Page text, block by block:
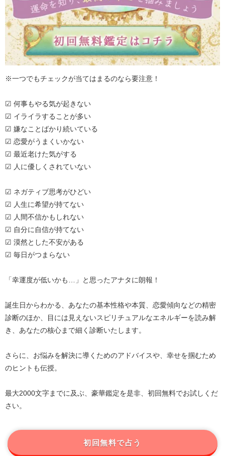
※一つでもチェックが当てはまるのなら要注意！
☑ 何事もやる気が起きない
☑ イライラすることが多い
☑ 嫌なことばかり続いている
☑ 恋愛がうまくいかない
☑ 最近老けた気がする
☑ 人に優しくされていない
☑ ネガティブ思考がひどい
☑ 人生に希望が持てない
☑ 人間不信かもしれない
☑ 自分に自信が持てない
☑ 漠然とした不安がある
☑ 毎日がつまらない
「幸運度が低いかも…」と思ったアナタに朗報！
誕生日からわかる、あなたの基本性格や本質、恋愛傾向などの精密
診断のほか、目には見えないスピリチュアルなエネルギーを読み解
き、あなたの核心まで細く診断いたします。
さらに、お悩みを解決に導くためのアドバイスや、幸せを掴むため
のヒントも伝授。
最大2000文字までに及ぶ、豪華鑑定を是非、初回無料でお試しくだ
さい。
初回無料で占う